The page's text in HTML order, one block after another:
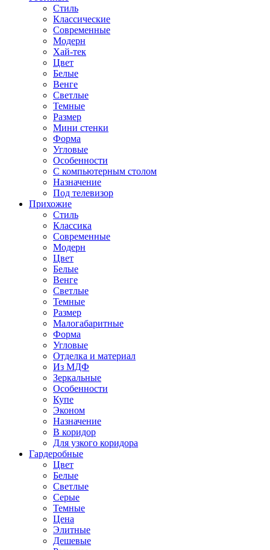
Стиль
Классические
Современные
Модерн
Хай-тек
Цвет
Белые
Венге
Светлые
Темные
Размер
Мини стенки
Форма
Угловые
Особенности
С компьютерным столом
Назначение
Под телевизор
Прихожие
Стиль
Классика
Современные
Модерн
Цвет
Белые
Венге
Светлые
Темные
Размер
Малогабаритные
Форма
Угловые
Отделка и материал
Из МДФ
Зеркальные
Особенности
Купе
Эконом
Назначение
В коридор
Для узкого коридора
Гардеробные
Цвет
Белые
Светлые
Серые
Темные
Цена
Элитные
Дешевые